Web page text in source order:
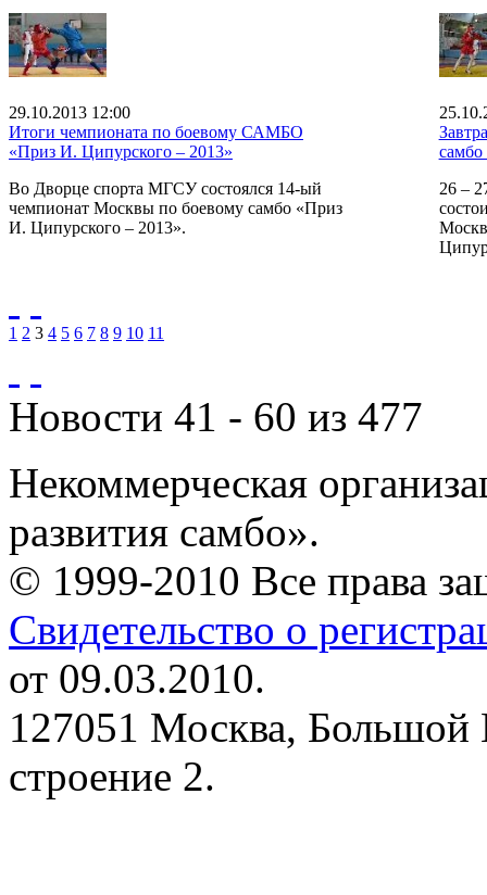
29.10.2013 12:00
Итоги чемпионата по боевому САМБО
«Приз И. Ципурского – 2013»
Во Дворце спорта МГСУ состоялся 14-ый
чемпионат Москвы по боевому самбо «Приз
И. Ципурского – 2013».
26 –
1 2 3 4 5 6 7 8 9 10 11
Новости 41 - 60 из 477
Некоммерческая
развития самбо».
© 1999-2010 Все права
Свидетельство о
от 09.03.2010.
127051 Москва, Большой
строение 2.